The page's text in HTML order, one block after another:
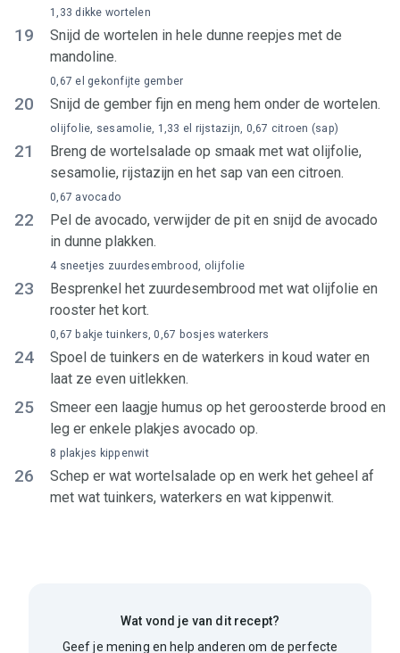
19
Snijd de wortelen in hele dunne reepjes met de
mandoline.
1,33 dikke wortelen
20 Snijd de gember fijn en meng hem onder de wortelen.
0,67 el gekonfijte gember
21
Breng de wortelsalade op smaak met wat olijfolie,
sesamolie, rijstazijn en het sap van een citroen.
olijfolie, sesamolie, 1,33 el rijstazijn, 0,67 citroen (sap)
22
Pel de avocado, verwijder de pit en snijd de avocado
in dunne plakken.
0,67 avocado
23
Besprenkel het zuurdesembrood met wat olijfolie en
rooster het kort.
4 sneetjes zuurdesembrood, olijfolie
24
Spoel de tuinkers en de waterkers in koud water en
laat ze even uitlekken.
0,67 bakje tuinkers, 0,67 bosjes waterkers
25
Smeer een laagje humus op het geroosterde brood en
leg er enkele plakjes avocado op.
26
Schep er wat wortelsalade op en werk het geheel af
met wat tuinkers, waterkers en wat kippenwit.
8 plakjes kippenwit
Wat vond je van dit recept?
Geef je mening en help anderen om de perfecte